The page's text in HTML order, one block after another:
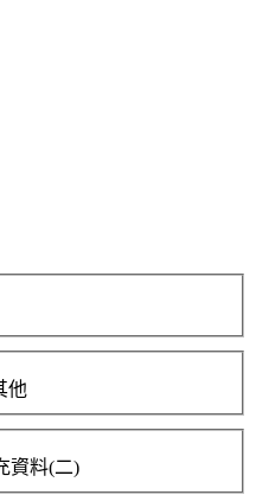
他
資料(二)